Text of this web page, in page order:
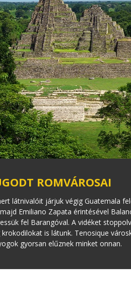
ROMVÁROSAI
látnivalóit járjuk végig Guatemala
Emiliano Zapata érintésével
fel Barangóval. A vidéket
is látunk. Tenosique
gyorsan elűznek minket onnan.